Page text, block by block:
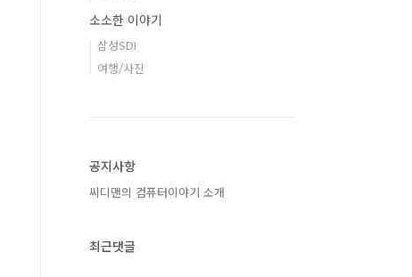
소소한 이야기
삼성SDI
여행/사진
공지사항
씨디맨의 컴퓨터이야기 소개
최근댓글